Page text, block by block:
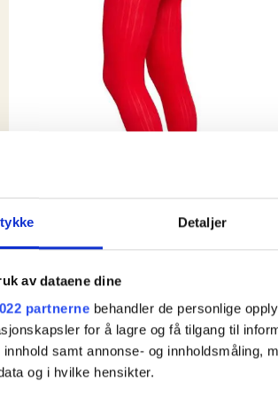
Detaljer
av dataene dine
partnerne behandler de personlige
for å lagre og få tilgang til
innhold samt annonse- og innholdsmåling,
og i hvilke hensikter.
Accessories
Alma Rib Tights Sharp Red
kr329,00
Kjøp nå!
Dette